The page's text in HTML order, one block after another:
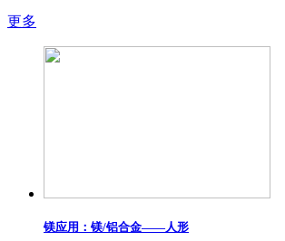
更多
镁应用：镁/铝合金——​人形